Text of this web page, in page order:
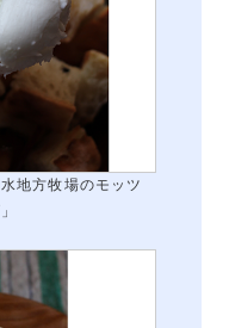
地方牧場のモッツ